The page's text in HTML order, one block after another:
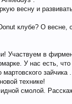
весну и
клубе? О весне,
Участвуем в
У нас есть,
зайчика
технике!
смолой.